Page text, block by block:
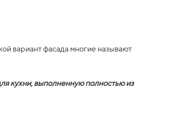
вариант фасада многие называют
кухни, выполненную полностью из